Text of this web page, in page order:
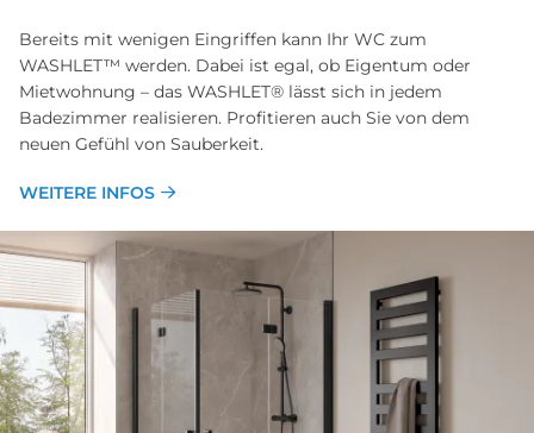
Bereits mit wenigen Eingriffen kann Ihr WC zum
WASHLET™ werden. Dabei ist egal, ob Eigentum oder
Mietwohnung – das WASHLET® lässt sich in jedem
Badezimmer realisieren. Profitieren auch Sie von dem
neuen Gefühl von Sauberkeit.
WEITERE INFOS